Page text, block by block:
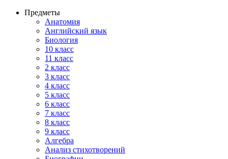
Предметы
Анатомия
Английский язык
Биология
10 класс
11 класс
2 класс
3 класс
4 класс
5 класс
6 класс
7 класс
8 класс
9 класс
Алгебра
Анализ стихотворений